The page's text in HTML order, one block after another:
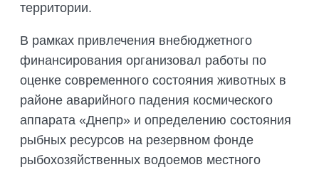
территории.
В рамках привлечения внебюджетного
финансирования организовал работы по
оценке современного состояния животных в
районе аварийного падения космического
аппарата «Днепр» и определению состояния
рыбных ресурсов на резервном фонде
рыбохозяйственных водоемов местного